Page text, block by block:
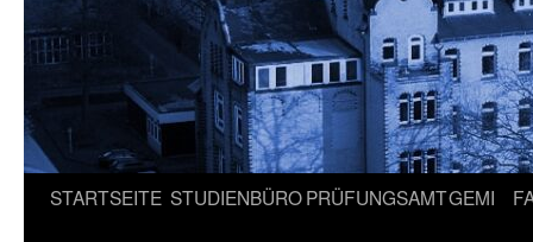
STARTSEITE STUDIENBÜROPRÜFUNGSAMTGEMI